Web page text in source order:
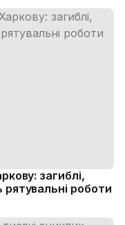
загиблі,
роботи